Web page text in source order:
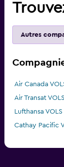
Autres
Air Canada
Air Transat VOLS
Lufthansa VOLS
Cathay Pacific